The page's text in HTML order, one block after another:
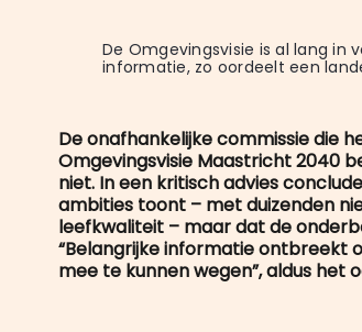
De Omgevingsvisie is al lang in
informatie, zo oordeelt een
De onafhankelijke commissie die
Omgevingsvisie Maastricht 2040
niet. In een kritisch advies
ambities toont – met duizenden
leefkwaliteit – maar dat de
“Belangrijke informatie ontbreekt
mee te kunnen wegen”, aldus het